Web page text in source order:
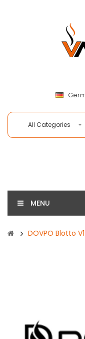
All Categories
MENU
DOVPO Blotto